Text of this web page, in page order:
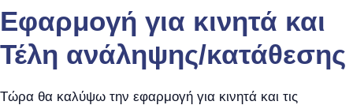
Εφαρμογή για κινητά και
Τέλη ανάληψης/κατάθεσης
Τώρα θα καλύψω την εφαρμογή για κινητά και τις